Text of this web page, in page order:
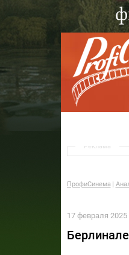
Реклама
ПрофиСинема
17 февраля 2025